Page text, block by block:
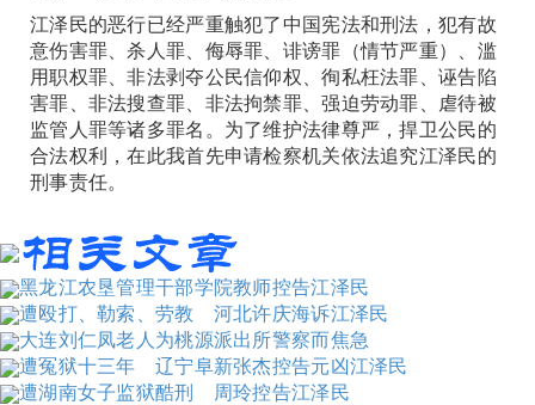
江泽民的恶行已经严重触犯了中国宪法和刑法，犯有故
意伤害罪、杀人罪、侮辱罪、诽谤罪（情节严重）、滥
用职权罪、非法剥夺公民信仰权、徇私枉法罪、诬告陷
害罪、非法搜查罪、非法拘禁罪、强迫劳动罪、虐待被
监管人罪等诸多罪名。为了维护法律尊严，捍卫公民的
合法权利，在此我首先申请检察机关依法追究江泽民的
刑事责任。
黑龙江农垦管理干部学院教师控告江泽民
遭殴打、勒索、劳教 河北许庆海诉江泽民
大连刘仁凤老人为桃源派出所警察而焦急
遭冤狱十三年 辽宁阜新张杰控告元凶江泽民
遭湖南女子监狱酷刑 周玲控告江泽民